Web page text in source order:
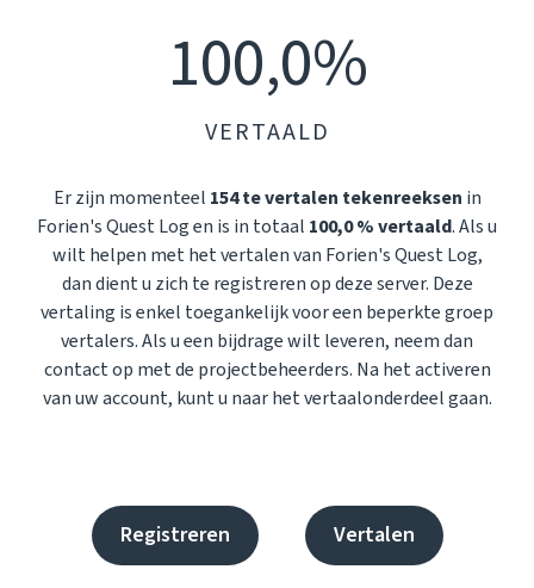
100,0%
VERTAALD
Er zijn momenteel 154 te vertalen tekenreeksen in
Forien's Quest Log en is in totaal 100,0 % vertaald. Als u
wilt helpen met het vertalen van Forien's Quest Log,
dan dient u zich te registreren op deze server. Deze
vertaling is enkel toegankelijk voor een beperkte groep
vertalers. Als u een bijdrage wilt leveren, neem dan
contact op met de projectbeheerders. Na het activeren
van uw account, kunt u naar het vertaalonderdeel gaan.
Registreren Vertalen